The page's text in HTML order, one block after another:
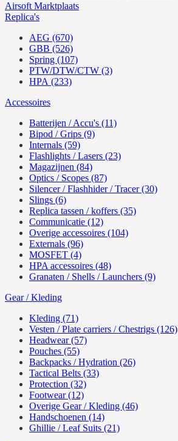
Airsoft Marktplaats
Replica's
AEG (670)
GBB (526)
Spring (107)
PTW/DTW/CTW (3)
HPA (233)
Accessoires
Batterijen / Accu's (11)
Bipod / Grips (9)
Internals (59)
Flashlights / Lasers (23)
Magazijnen (84)
Optics / Scopes (87)
Silencer / Flashhider / Tracer (30)
Slings (6)
Replica tassen / koffers (35)
Communicatie (12)
Overige accessoires (104)
Externals (96)
MOSFET (4)
HPA accessoires (48)
Granaten / Shells / Launchers (9)
Gear / Kleding
Kleding (71)
Vesten / Plate carriers / Chestrigs (126)
Headwear (57)
Pouches (55)
Backpacks / Hydration (26)
Tactical Belts (33)
Protection (32)
Footwear (12)
Overige Gear / Kleding (46)
Handschoenen (14)
Ghillie / Leaf Suits (21)